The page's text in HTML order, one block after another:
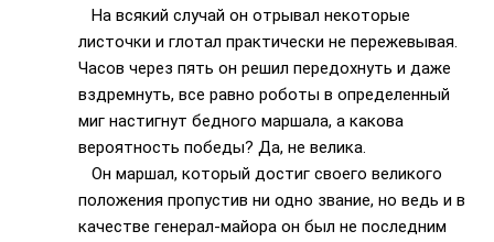
На всякий случай он отрывал некоторые
листочки и глотал практически не пережевывая.
Часов через пять он решил передохнуть и даже
вздремнуть, все равно роботы в определенный
миг настигнут бедного маршала, а какова
вероятность победы? Да, не велика.
Он маршал, который достиг своего великого
положения пропустив ни одно звание, но ведь и в
качестве генерал-майора он был не последним